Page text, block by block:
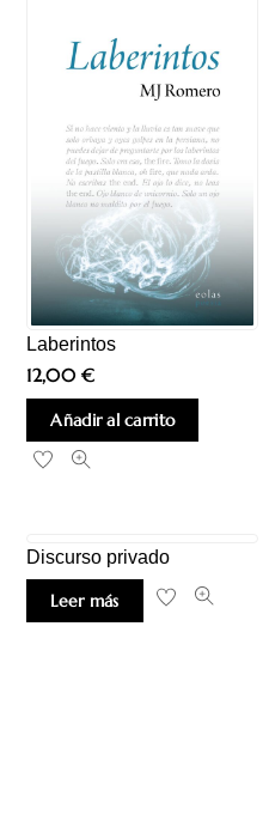
Laberintos
12,00€
Añadir al carrito
Discurso privado
Leer más